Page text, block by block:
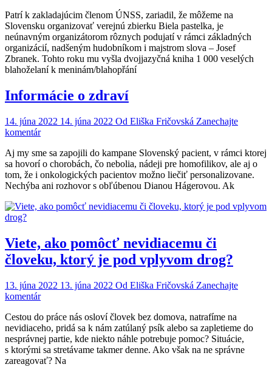
vtipných
prianí
napísal
slabozraký
textár
Patrí k zakladajúcim členom ÚNSS, zariadil, že môžeme na
Slovensku organizovať verejnú zbierku Biela pastelka, je
neúnavným organizátorom rôznych podujatí v rámci základných
organizácií, nadšeným hudobníkom i majstrom slova – Josef
Zbranek. Tohto roku mu vyšla dvojjazyčná kniha 1 000 veselých
blahoželaní k meninám/blahopřání
Informácie o zdraví
14. júna 2022 14. júna 2022 Od Eliška Fričovská Zanechajte
komentáron
o
zdraví
Aj my sme sa zapojili do kampane Slovenský pacient, v rámci ktorej
sa hovorí o chorobách, čo nebolia, nádeji pre homofilikov, ale aj o
tom, že i onkologických pacientov možno liečiť personalizovane.
Nechýba ani rozhovor s obľúbenou Dianou Hágerovou. Ak
Viete, ako pomôcť nevidiacemu či
človeku, ktorý je pod vplyvom drog?
13. júna 2022 13. júna 2022 Od Eliška Fričovská Zanechajte
komentáron
ako
pomôcť
nevidiacemu
či
človeku,
Cestou do práce nás osloví človek bez domova, natrafíme na
nevidiaceho, pridá sa k nám zatúlaný psík alebo sa zapletieme do
nesprávnej partie, kde niekto náhle potrebuje pomoc? Situácie,
s ktorými sa stretávame takmer denne. Ako však na ne správne
zareagovať? Na